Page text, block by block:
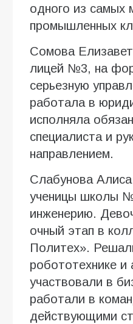
одного из самых
промышленных
Сомова
лицей №3, на
серьезную
работала в
исполняла
специалиста и
направлением.
Слабунова
ученицы школы
инженерию.
очный этап в
Политех».
робототехнике и
участвовали в
работали в
действующими